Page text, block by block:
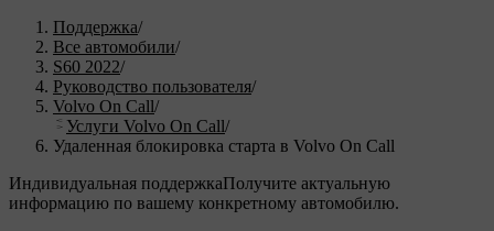
Поддержка/
Все автомобили/
S60 2022/
Руководство пользователя/
Volvo On Call/
Услуги Volvo On Call/
Удаленная блокировка старта в Volvo On Call
Индивидуальная поддержкаПолучите актуальную
информацию по вашему конкретному автомобилю.